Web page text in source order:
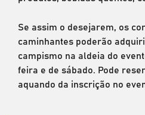
Se assim o desejarem, os
caminhantes poderão
campismo na aldeia do
feira e de sábado. Pode
aquando da inscrição no